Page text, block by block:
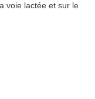
voie lactée et sur le